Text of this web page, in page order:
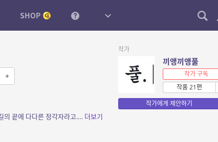
SHOP
+
소개: 죄수가 창살을 사이에 두고 자처했다. 자신은 모두를 우리에 가둔 제일 가는 사냥꾼이며, 길의 끝에 다다른 정각자라고. — *<용괴龍怪>, <즈메이>... 더보기
작가
끼앵끼앵풀
작가 구독
작품 21편
작가에게 제안하기